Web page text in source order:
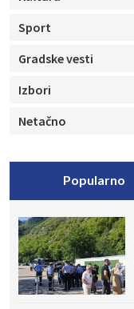
Sport
Gradske vesti
Izbori
Netačno
Popularno